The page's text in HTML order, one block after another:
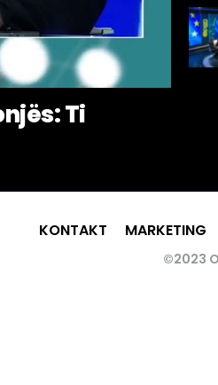
Ti
KONTAKT MARKETING
©2023